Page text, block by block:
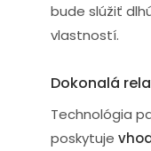
bude slúžiť
vlastností.
Dokonalá
Technológia
poskytuje